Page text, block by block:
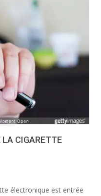
LA CIGARETTE
électronique est entrée